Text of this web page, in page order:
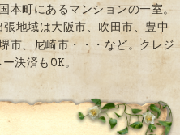
本町にあるマンションの一室。
地域は大阪市、吹田市、豊中
市、尼崎市・・・など。クレジ
決済もOK。